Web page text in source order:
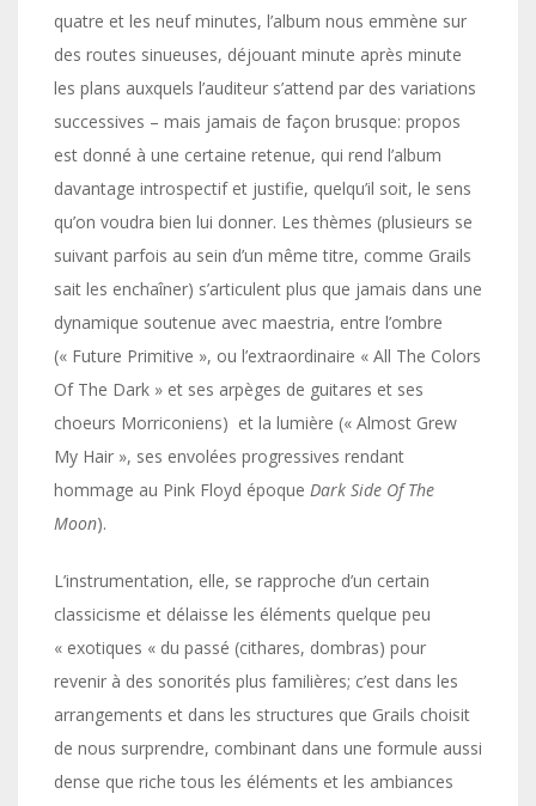
quatre et les neuf minutes, l’album nous emmène sur
des routes sinueuses, déjouant minute après minute
les plans auxquels l’auditeur s’attend par des variations
successives – mais jamais de façon brusque: propos
est donné à une certaine retenue, qui rend l’album
davantage introspectif et justifie, quelqu’il soit, le sens
qu’on voudra bien lui donner. Les thèmes (plusieurs se
suivant parfois au sein d’un même titre, comme Grails
sait les enchaîner) s’articulent plus que jamais dans une
dynamique soutenue avec maestria, entre l’ombre
(« Future Primitive », ou l’extraordinaire « All The Colors
Of The Dark » et ses arpèges de guitares et ses
choeurs Morriconiens) et la lumière (« Almost Grew
My Hair », ses envolées progressives rendant
hommage au Pink Floyd époque Dark Side Of The
Moon).
L’instrumentation, elle, se rapproche d’un certain
classicisme et délaisse les éléments quelque peu
« exotiques « du passé (cithares, dombras) pour
revenir à des sonorités plus familières; c’est dans les
arrangements et dans les structures que Grails choisit
de nous surprendre, combinant dans une formule aussi
dense que riche tous les éléments et les ambiances